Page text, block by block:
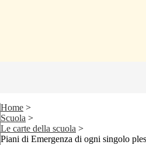
Home >
Scuola >
Le carte della scuola >
Piani di Emergenza di ogni singolo